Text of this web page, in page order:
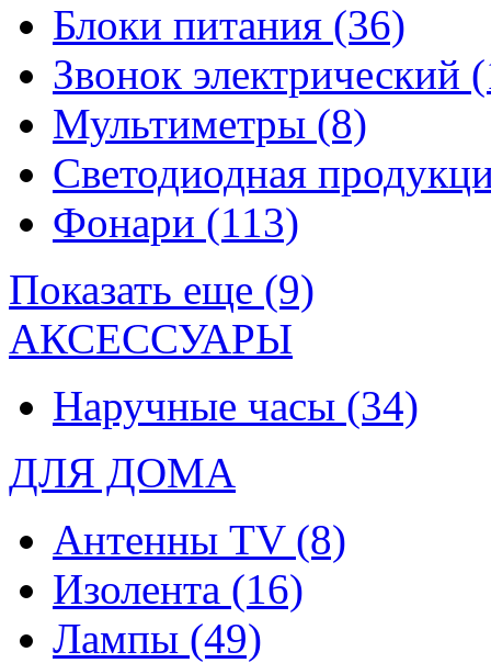
Блоки питания (36)
Звонок электрический
Мультиметры (8)
Светодиодная
Фонари (113)
Показать еще (9)
АКСЕССУАРЫ
Наручные часы (34)
ДЛЯ ДОМА
Антенны TV (8)
Изолента (16)
Лампы (49)